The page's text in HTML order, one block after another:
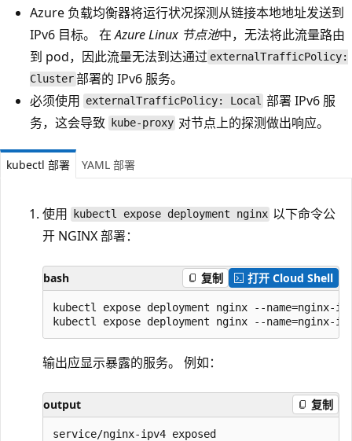
Azure 负载均衡器将运行状况探测从链接本地地址发送到
IPv6 目标。 在Azure Linux 节点池中，无法将此流量路由
到 pod，因此流量无法到达通过 externalTrafficPolicy:
Cluster部署的 IPv6 服务。
必须使用 externalTrafficPolicy: Local 部署 IPv6 服
务，这会导致
kube-proxy 对节点上的探测做出响应。
kubectl 部署 YAML 部署
使用 kubectl expose deployment nginx 以下命令公
开 NGINX 部署：
bash 复制 打开 Cloud Shell
kubectl expose deployment nginx --name=nginx-
输出应显示暴露的服务。 例如：
output 复制
service/nginx-ipv4 exposed